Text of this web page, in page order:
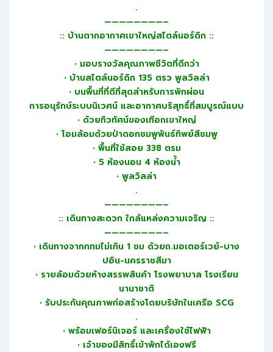
.
————————–
:: บ้านตากอากาศเขาใหญ่สไตล์นอร์ดิก ::
————————–
• มอบรางวัลคุณภาพชีวิตที่ดีกว่า
• บ้านสไตล์นอร์ดิก 135 ตรว พูลวิลล่า
• บนพื้นที่ที่ดีที่สุดสำหรับการพักผ่อน
การอนุรักษ์ระบบนิเวศน์ และอากาศบริสุทธิ์ที่สมบูรณ์แบบ
• ด้วยทิวทัศน์ของเทือกเขาใหญ่
• โอมล้อมด้วยป่าดอกชมพูพันธ์ทิพย์สีชมพู
• พื้นที่ใช้สอย 338 ตรม
• 5 ห้องนอน 4 ห้องน้ำ
• พูลวิลล่า
.
————————–
:: เดินทางสะดวก ใกล้แหล่งความเจริญ ::
————————–
• เดินทางจากกทมไม่เกิน 1 ชม ด้วยถ.มอเตอร์เวย์-บาง
ปอิน-นครราชสีมา
• รายล้อมด้วยห้างสรรพสินค้า โรงพยาบาล โรงเรียน
นานาชาติ
• รับประกันคุณภาพก่อสร้างโดยบริษัทในเครือ SCG
.
• พร้อมเฟอร์นิเจอร์ และเครื่องใช้ไฟฟ้า
• เจ้าของมีสิทธิ์เข้าพักได้เองฟรี